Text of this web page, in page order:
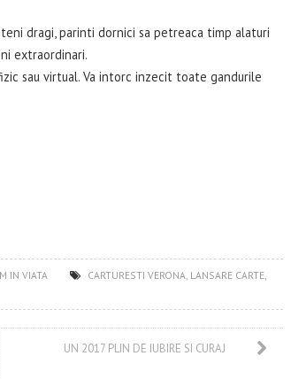
dragi, parinti dornici sa petreaca timp alaturi
extraordinari.
sau virtual. Va intorc inzecit toate gandurile
IN VIATA CARTURESTI VERONA LANSARE CARTE,
UN 2017 PLIN DE IUBIRE SI CURAJ